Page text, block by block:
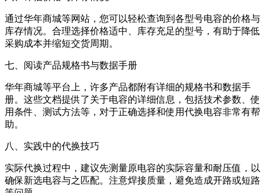
通过华年商城等网站，您可以轻松查询到各型号电容的价格与
库存情况。合理选择价格适中、库存充足的型号，有助于降低
采购成本并缩短交货周期。
七、阅读产品规格书与数据手册
华年商城等平台上，许多产品都附有详细的规格书和数据手
册。这些文档提供了关于电容的详细信息，包括技术参数、使
用条件、测试方法等，对于正确选择和使用代换电容非常有帮
助。
八、实践中的代换技巧
实际代换过程中，建议先测量原电容的实际容量和耐压值，以
确保新选电容与之匹配。注意焊接质量，避免造成开路或短路